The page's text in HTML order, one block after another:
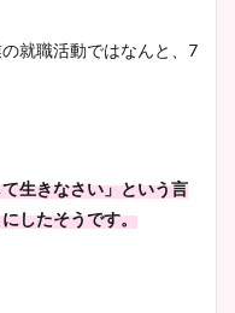
就職活動ではなんと、7
生きなさい」という言
したそうです。